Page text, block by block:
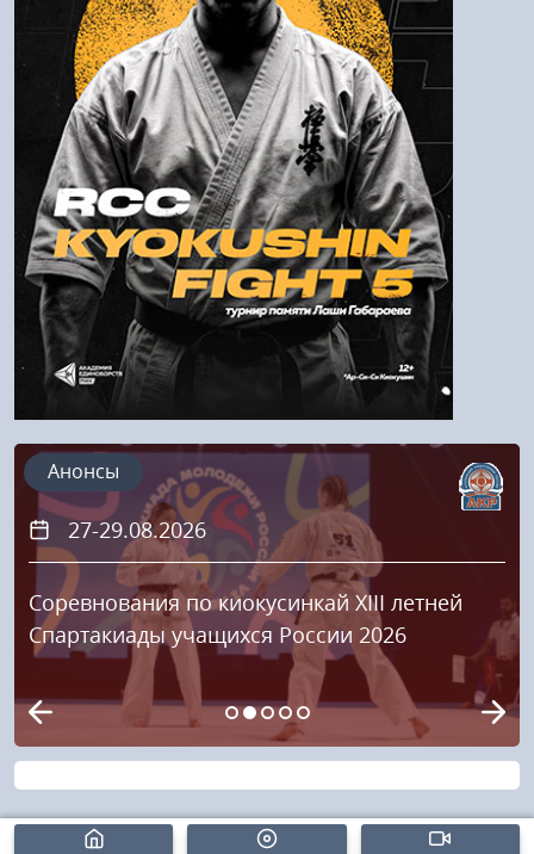
Войти
Напомнить пароль
Регистрация
27-29.08.2026
Соревнования по киокусинкай XIII летней
Спартакиады учащихся России 2026
Анонсы